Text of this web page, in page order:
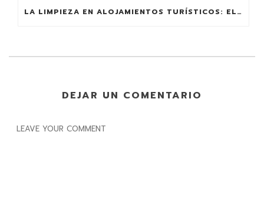
LA LIMPIEZA EN ALOJAMIENTOS TURÍSTICOS: EL FACTOR QUE MÁS VALORAN LOS HUÉSPEDES
DEJAR UN COMENTARIO